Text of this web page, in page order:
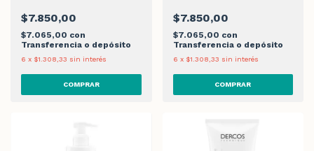
$7.850,00
$7.065,00 con
Transferencia o depósito
6 x $1.308,33 sin interés
$7.850,00
$7.065,00 con
Transferencia o depósito
6 x $1.308,33 sin interés